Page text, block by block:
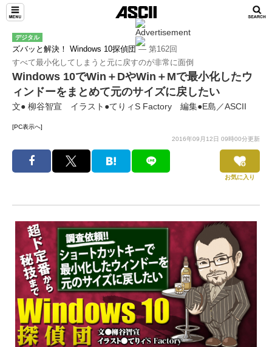
デジタル
ズバッと解決！ Windows 10探偵団― 第162回
すべて最小化してしまうと元に戻すのが非常に面倒
Windows 10でWin＋DやWin＋Mで最小化したウ
ィンドーをまとめて元のサイズに戻したい
文● 柳谷智宣 イラスト●てりィS Factory 編集●E島／ASCII
[PC表示へ]
2016年09月12日 09時00分更新
お気に入り